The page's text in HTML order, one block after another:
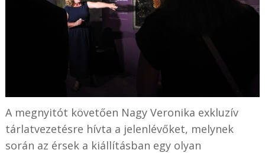
A megnyitót követően Nagy Veronika exkluzív
tárlatvezetésre hívta a jelenlévőket, melynek
során az érsek a kiállításban egy olyan